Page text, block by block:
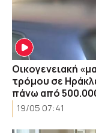
Οικογενειακή
τρόμου σε
πάνω από
19/05 07:41